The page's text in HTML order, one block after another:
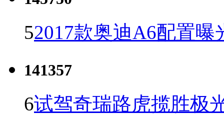
52017款奥迪A6配置曝
141357
6试驾奇瑞路虎揽胜极